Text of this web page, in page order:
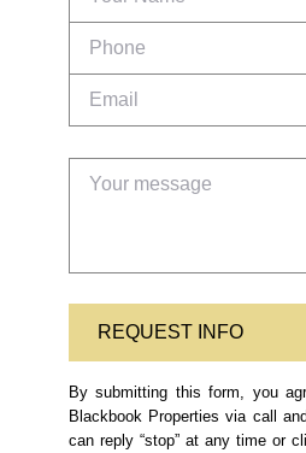
REQUEST INFO
By submitting this form, you
Blackbook Properties via call
can reply “stop” at any time or